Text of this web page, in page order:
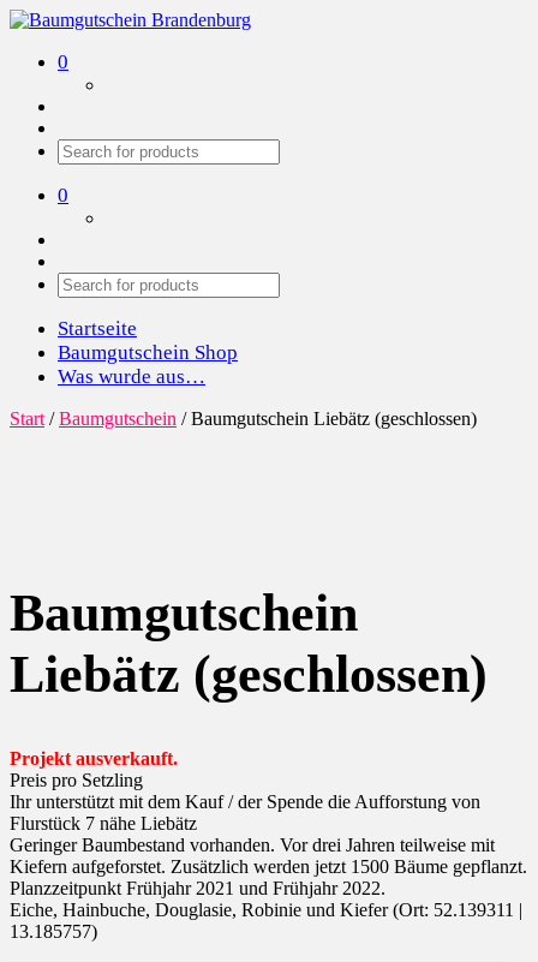
Baumgutschein Brandenburg
Wir pflanzen Bäume in der Region
0
0
Startseite
Baumgutschein Shop
Was wurde aus…
Start /Baumgutschein / Baumgutschein Liebätz (geschlossen)
Baumgutschein
Liebätz (geschlossen)
Projekt ausverkauft.
Preis pro Setzling
Ihr unterstützt mit dem Kauf / der Spende die Aufforstung von
Flurstück 7 nähe Liebätz
Geringer Baumbestand vorhanden. Vor drei Jahren teilweise mit
Kiefern aufgeforstet. Zusätzlich werden jetzt 1500 Bäume gepflanzt.
Planzzeitpunkt Frühjahr 2021 und Frühjahr 2022.
Eiche, Hainbuche, Douglasie, Robinie und Kiefer (Ort: 52.139311 |
13.185757)